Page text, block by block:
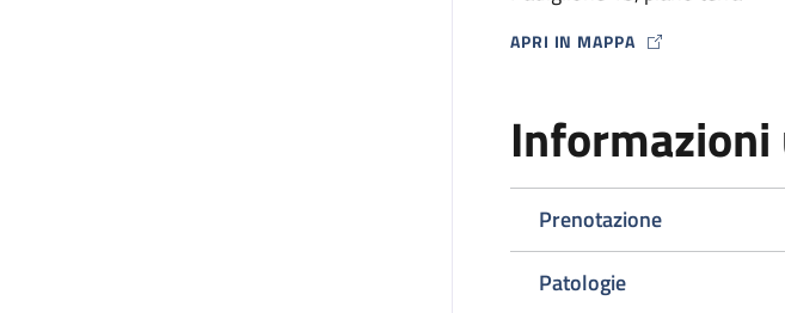
APRI IN MAPPA
MAP ICON
Prenotazione
Patologie